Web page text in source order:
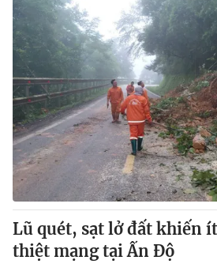
Lũ quét, sạt lở đất khiến
thiệt mạng tại Ấn Độ